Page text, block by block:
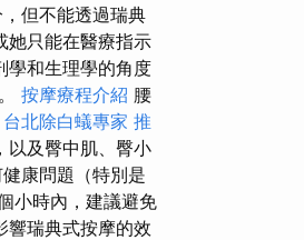
但不能透過瑞典
她只能在醫療指示
學和生理學的角度
按摩療程介紹 腰
台北除白蟻專家 推
以及臀中肌、臀小
康問題（特別是
小時內，建議避免
響瑞典式按摩的效